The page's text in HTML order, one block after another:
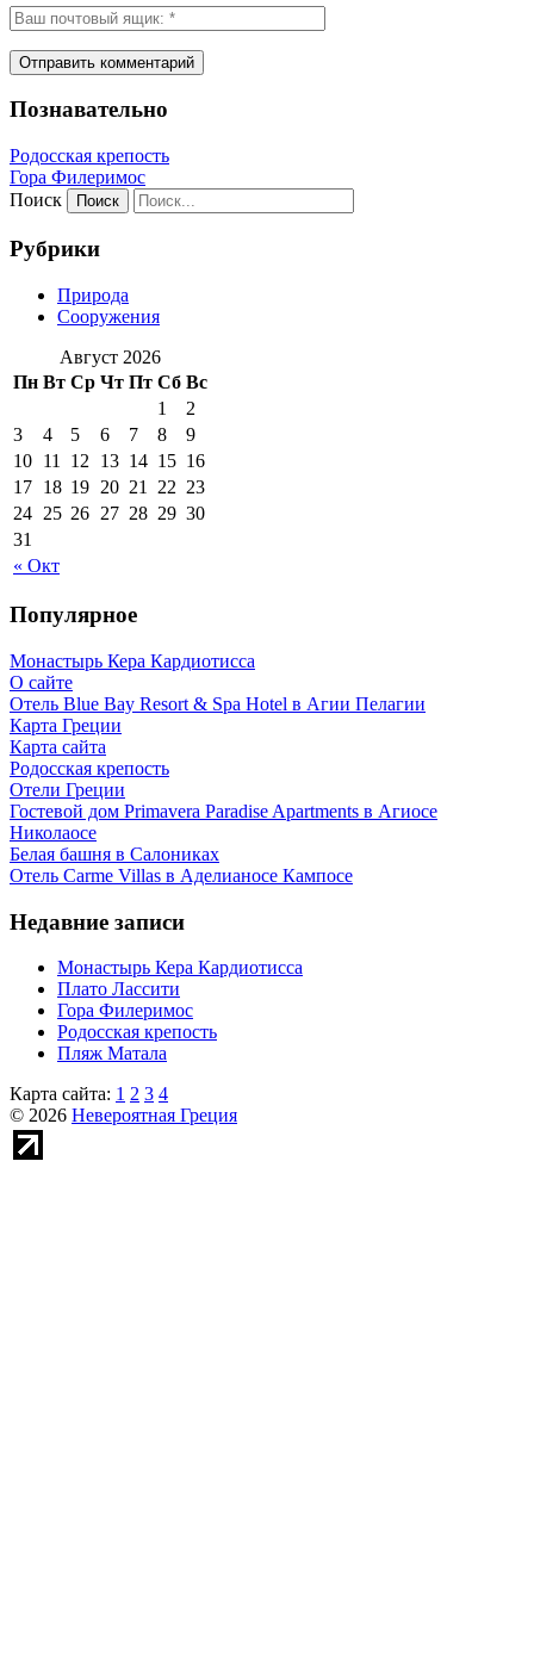
Познавательно
Родосская крепость
Гора Филеримос
Поиск
Рубрики
Природа
Сооружения
Август 2026
Пн Вт Ср Чт Пт Сб Вс
« Окт
1
2
3
4 5 6 7 8
9
10 11 12 13 14 15 16
17 18 19 20 21 22 23
24 25 26 27 28 29 30
31
Популярное
Монастырь Кера Кардиотисса
О сайте
Отель Blue Bay Resort & Spa Hotel в Агии Пелагии
Карта Греции
Карта сайта
Родосская крепость
Отели Греции
Гостевой дом Primavera Paradise Apartments в Агиосе
Николаосе
Белая башня в Салониках
Отель Carme Villas в Аделианосе Кампосе
Недавние записи
Монастырь Кера Кардиотисса
Плато Лассити
Гора Филеримос
Родосская крепость
Пляж Матала
Карта сайта: 1 2 3 4
© 2026 Невероятная Греция